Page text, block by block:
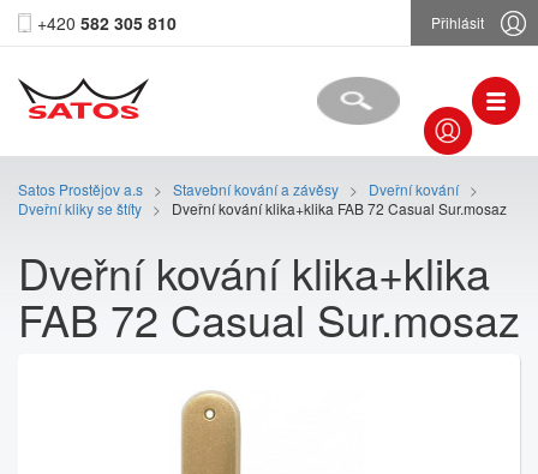
+420 582 305 810 Přihlásit
Satos Prostějov a.s > Stavební kování a závěsy > Dveřní kování >
Dveřní kliky se štíty > Dveřní kování klika+klika FAB 72 Casual Sur.mosaz
Dveřní kování klika+klika
FAB 72 Casual Sur.mosaz